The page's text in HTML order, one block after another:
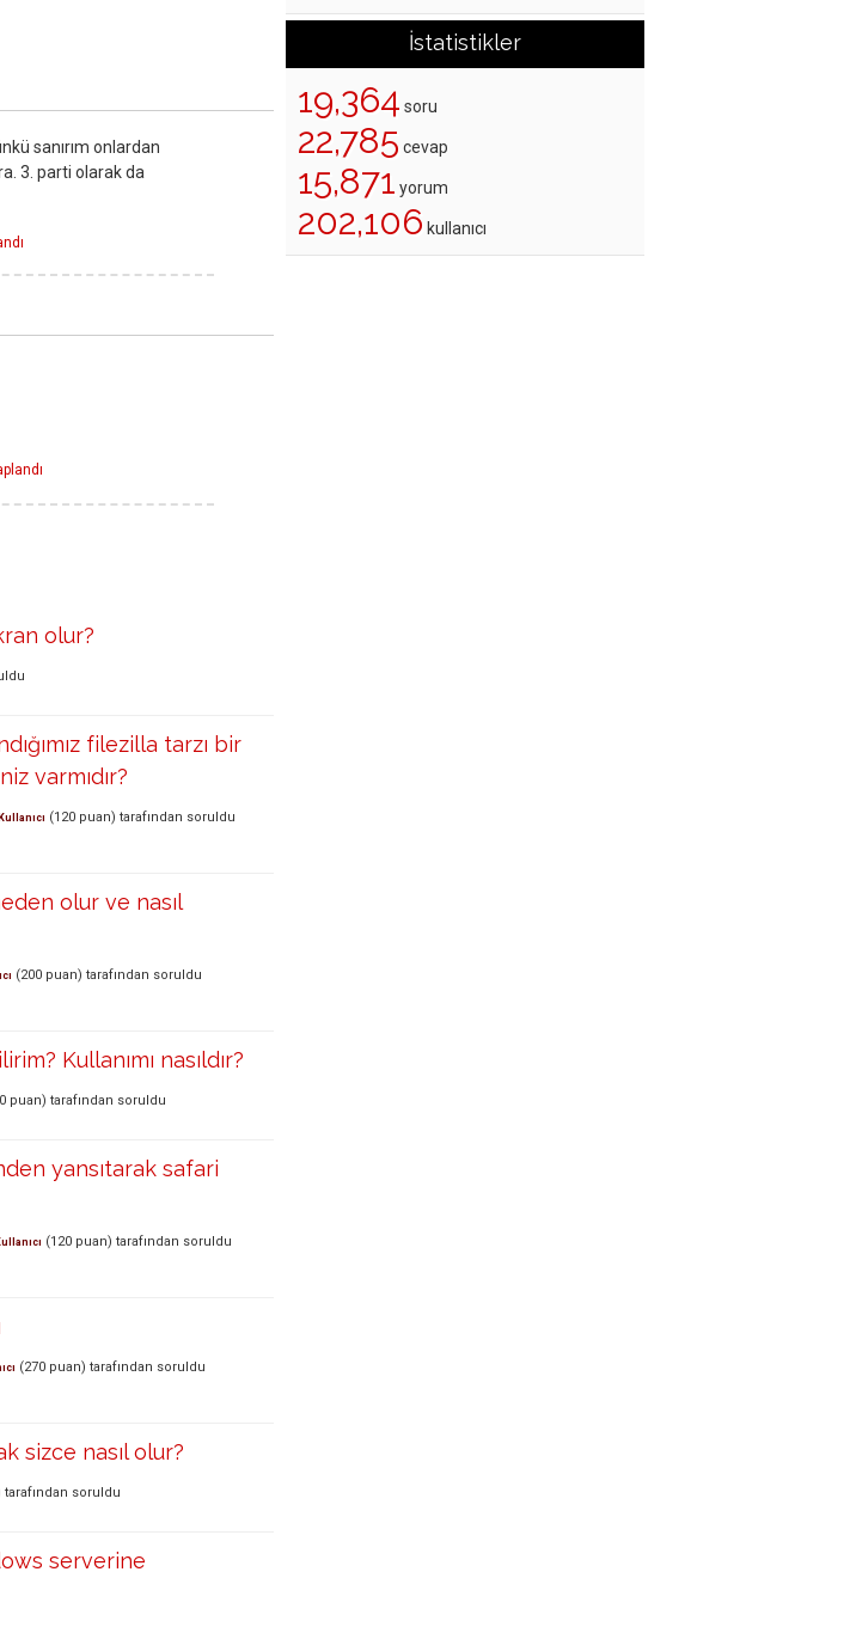
sanırım onlardan
3. parti olarak da
olur?
filezilla tarzı bir
varmıdır?
(120 puan) tarafından soruldu
olur ve nasıl
(200 puan) tarafından soruldu
Kullanımı nasıldır?
puan) tarafından soruldu
yansıtarak safari
(120 puan) tarafından soruldu
(270 puan) tarafından soruldu
sizce nasıl olur?
tarafından soruldu
serverine
İstatistikler
19,364 soru
22,785 cevap
15,871 yorum
202,106 kullanıcı